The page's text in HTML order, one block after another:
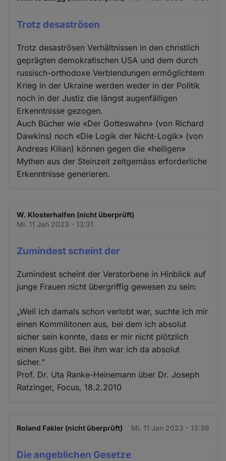
Trotz desaströsen
Trotz desaströsen Verhältnissen in den christlich
geprägten demokratischen USA und dem durch
russisch-orthodoxe Verblendungen ermöglichtem
Krieg in der Ukraine werden weder in der Politik
noch in der Justiz die längst augenfälligen
Erkenntnisse gezogen.
Auch Bücher wie «Der Gotteswahn» (von Richard
Dawkins) noch «Die Logik der Nicht-Logik» (von
Andreas Kilian) können gegen die «heiligen»
Mythen aus der Steinzeit zeitgemäss erforderliche
Erkenntnisse generieren.
W. Klosterhalfen (nicht überprüft)
Mi. 11 Jan 2023 - 13:31
Zumindest scheint der
Zumindest scheint der Verstorbene in Hinblick auf
junge Frauen nicht übergriffig gewesen zu sein:
„Weil ich damals schon verlobt war, suchte ich mir
einen Kommilitonen aus, bei dem ich absolut
sicher sein konnte, dass er mir nicht plötzlich
einen Kuss gibt. Bei ihm war ich da absolut
sicher.“
Prof. Dr. Uta Ranke-Heinemann über Dr. Joseph
Ratzinger, Focus, 18.2.2010
Roland Fakler (nicht überprüft) Mi. 11 Jan 2023 - 13:36
Die angeblichen Gesetze